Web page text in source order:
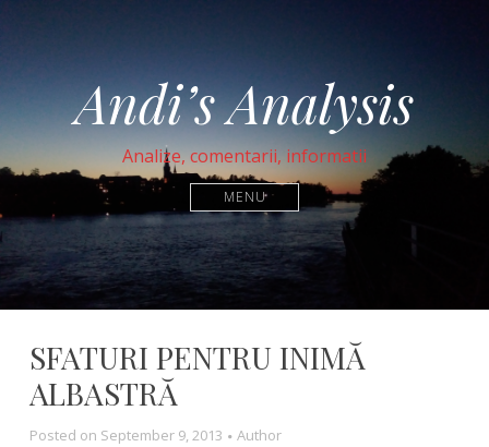
Andi’s Analysis
Analize, comentarii, informatii
MENU
SFATURI PENTRU INIMĂ
ALBASTRĂ
Posted on September 9, 2013 Author